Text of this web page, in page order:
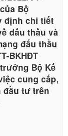
Bộ
định chi tiết
đấu thầu và
đấu thầu
BKHĐT
Bộ Kế
cung cấp,
đầu tư trên